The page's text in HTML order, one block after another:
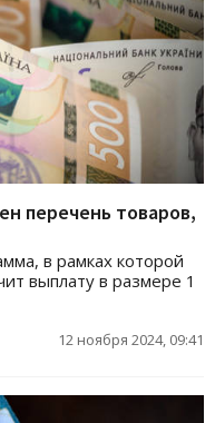
перечень товаров,
в рамках которой
выплату в размере 1
12 ноября 2024, 09:41